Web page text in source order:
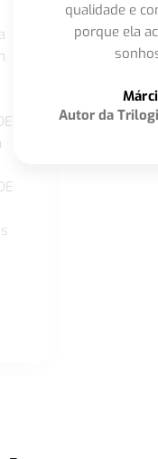
qualidade e
porque ela
Autor da